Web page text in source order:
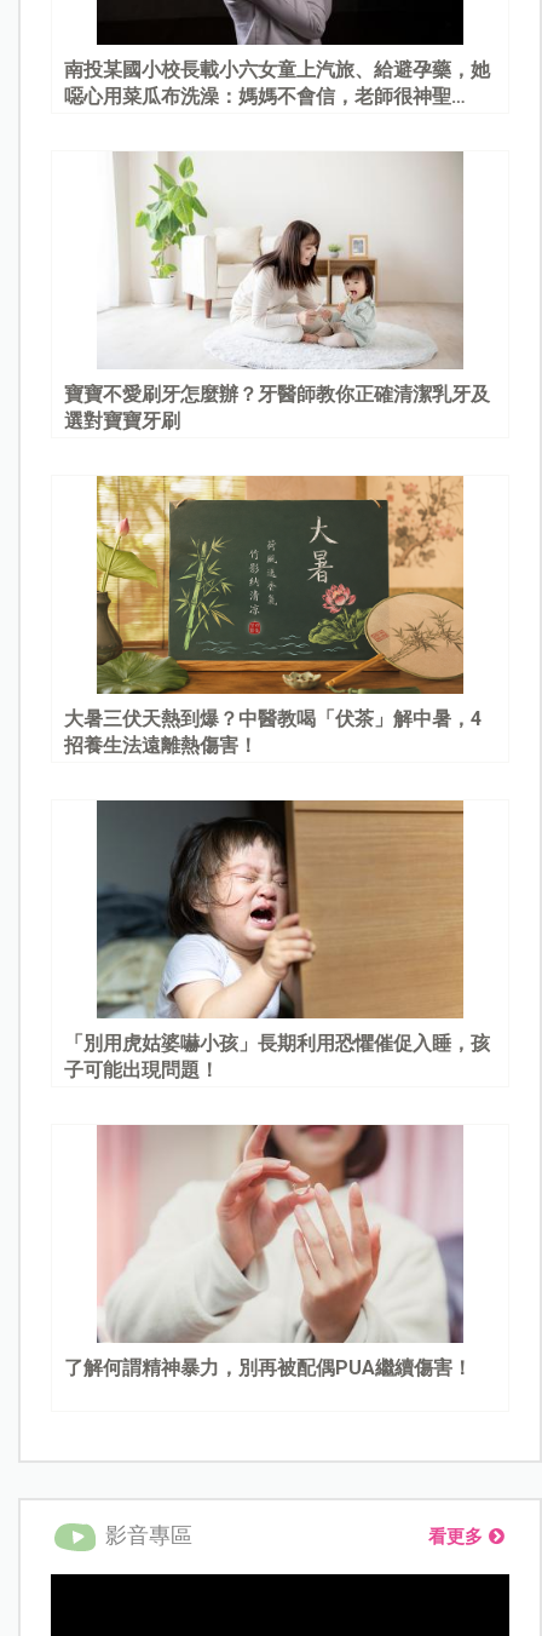
南投某國小校長載小六女童上汽旅、給避孕藥，她
噁心用菜瓜布洗澡：媽媽不會信，老師很神聖…
寶寶不愛刷牙怎麼辦？牙醫師教你正確清潔乳牙及
選對寶寶牙刷
大暑三伏天熱到爆？中醫教喝「伏茶」解中暑，4
招養生法遠離熱傷害！
「別用虎姑婆嚇小孩」長期利用恐懼催促入睡，孩
子可能出現問題！
了解何謂精神暴力，別再被配偶PUA繼續傷害！
影音專區 看更多